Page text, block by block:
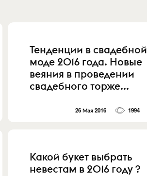
Тенденции в свадебной
моде 2016 года. Новые
веяния в проведении
свадебного торже...
26 Мая 2016 1994
Какой букет выбрать
невестам в 2016 году ?